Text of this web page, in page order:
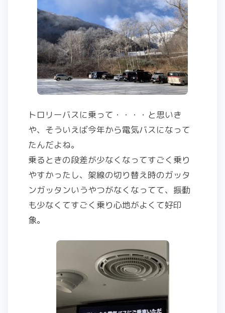
トロリーバスに乗って・・・・と思いき
や、そういえば今年から電気バスになって
たんだよね。
乗るときの段差が少なくなってすごく乗り
やすかったし、架線の切り替え時のガッタ
ンガッタンいうやつがなくなってて、振動
も少なくてすごく乗り心地がよくて好印
象。